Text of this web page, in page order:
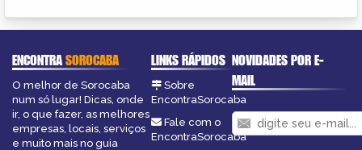
ENCONTRASOROCABA
O melhor de Sorocaba
num só lugar! Dicas, onde
ir, o que fazer, as melhores
empresas, locais, serviços
e muito mais no guia
LINKS RÁPIDOS
Sobre
EncontraSorocaba
Fale com o
EncontraSorocaba
NOVIDADES POR E-
MAIL